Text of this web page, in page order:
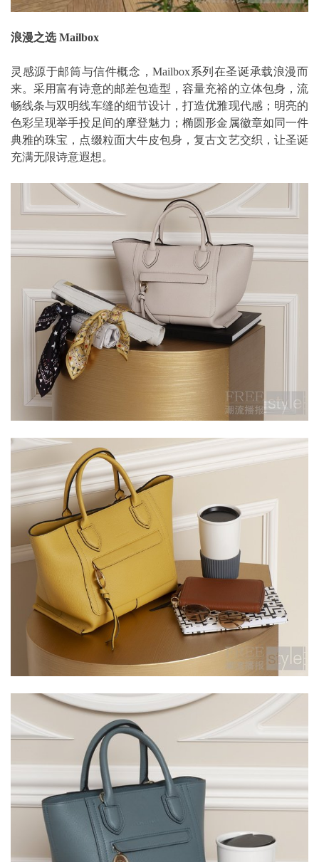
浪漫之选 Mailbox
灵感源于邮筒与信件概念，Mailbox系列在圣诞承载浪漫而
来。采用富有诗意的邮差包造型，容量充裕的立体包身，流
畅线条与双明线车缝的细节设计，打造优雅现代感；明亮的
色彩呈现举手投足间的摩登魅力；椭圆形金属徽章如同一件
典雅的珠宝，点缀粒面大牛皮包身，复古文艺交织，让圣诞
充满无限诗意遐想。